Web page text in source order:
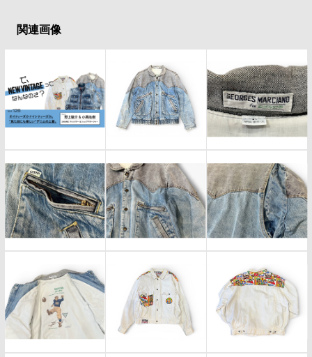
関連画像